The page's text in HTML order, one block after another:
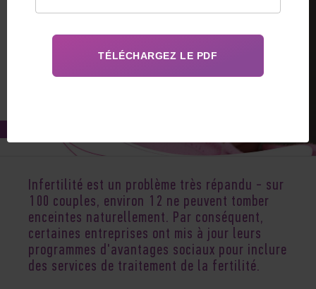
Infertilité est un problème très répandu - sur
100 couples, environ 12 ne peuvent tomber
enceintes naturellement. Par conséquent,
certaines entreprises ont mis à jour leurs
programmes d'avantages sociaux pour inclure
des services de traitement de la fertilité.